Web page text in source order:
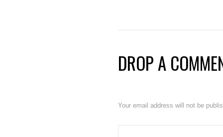
DROP A
Your email address will not be